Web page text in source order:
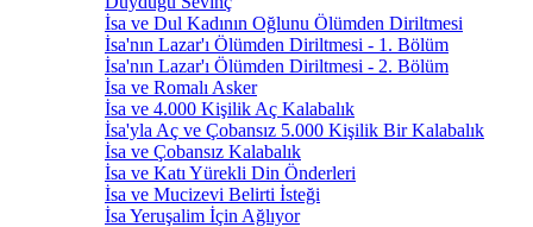
İsa ve Dul Kadının Oğlunu Ölümden Diriltmesi
İsa'nın Lazar'ı Ölümden Diriltmesi - 1. Bölüm
İsa'nın Lazar'ı Ölümden Diriltmesi - 2. Bölüm
İsa ve Romalı Asker
İsa ve 4.000 Kişilik Aç Kalabalık
İsa'yla Aç ve Çobansız 5.000 Kişilik Bir Kalabalık
İsa ve Çobansız Kalabalık
İsa ve Katı Yürekli Din Önderleri
İsa ve Mucizevi Belirti İsteği
İsa Yeruşalim İçin Ağlıyor